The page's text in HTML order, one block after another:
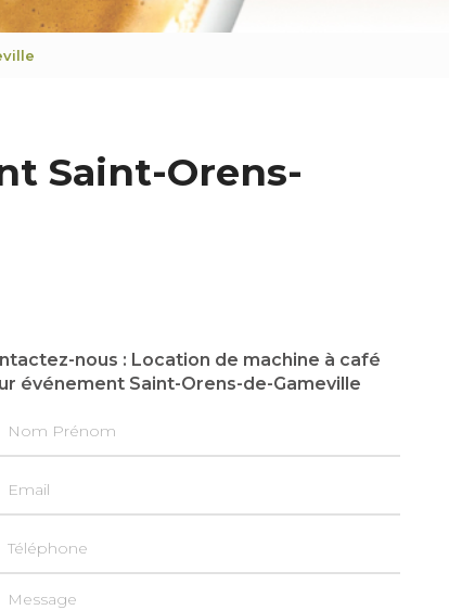
Saint-Orens-
nous : Location de machine à café
événement Saint-Orens-de-Gameville
Message